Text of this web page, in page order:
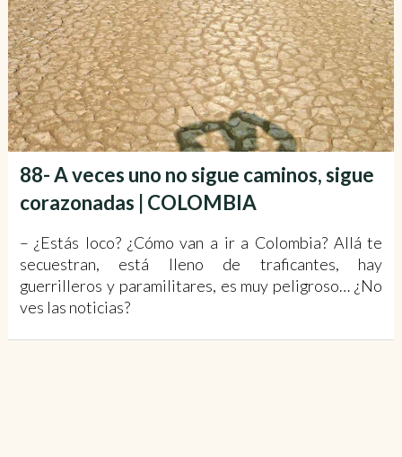
88- A veces uno no sigue caminos, sigue
corazonadas | COLOMBIA
– ¿Estás loco? ¿Cómo van a ir a Colombia? Allá te
secuestran, está lleno de traficantes, hay
guerrilleros y paramilitares, es muy peligroso… ¿No
ves las noticias?